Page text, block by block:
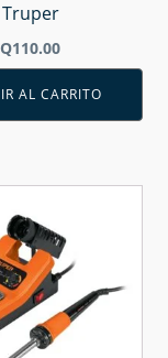
Truper
Q110.00
AL CARRITO